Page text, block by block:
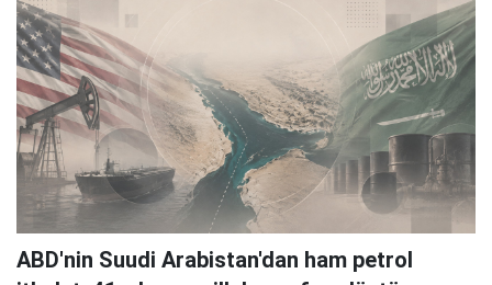
ABD'nin Suudi Arabistan'dan ham petrol